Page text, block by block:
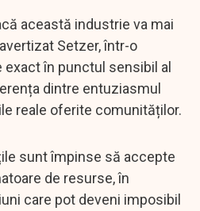
această industrie va mai
Setzer, într-o
în punctul sensibil al
dintre entuziasmul
reale oferite comunităților.
sunt împinse să accepte
de resurse, în
care pot deveni imposibil